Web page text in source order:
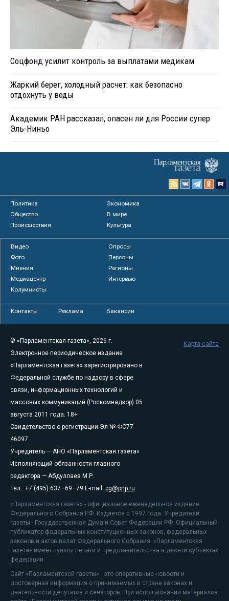
Соцфонд усилит контроль за выплатами медикам
Жаркий берег, холодный расчет: как безопасно
отдохнуть у воды
Академик РАН рассказал, опасен ли для России супер
Эль-Ниньо
Политика
Экономика
Общество
В мире
Происшествия
Культура
Видео
Опросы
Фото
Персоны
Мнения
Регионы
Медиацентр
Интервью
Колумнисты
Контакты Реклама Вакансии
© «Парламентская газета», 2026 г.
Электронное периодическое издание
«Парламентская газета» зарегистрировано в
Федеральной службе по надзору в сфере
связи, информационных технологий и
массовых коммуникаций (Роскомнадзор) 05
августа 2011 года. 18+
Свидетельство о регистрации Эл № ФС77-
46097
Учредитель — АНО «Парламентская газета»
Исполняющий обязанности главного
редактора — Абдуллаев М.Р.
Тел.: +7 (495) 637–69–79 E-mail: pg@pnp.ru
«Парламентская газета» - официальное еженедельное издание
Федерального Собрания РФ. Издается с 1997 года. Учредители
газеты - Государственная Дума и Совет Федерации РФ. Официальный
публикатор федеральных конституционных законов, федеральных
законов и актов палат Федерального Собрания. «Парламентская
газета» имеет пункты печати и представительства в десяти субъектах
федерации.
Сайт «Парламентской газеты» - это оперативные новости и
достоверная информация о принимаемых в стране законах и
деятельности депутатов и сенаторов. При использовании материалов
Карта сайта